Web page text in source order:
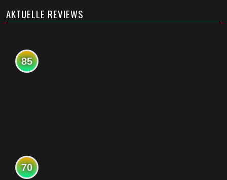
AKTUELLE REVIEWS
85
70